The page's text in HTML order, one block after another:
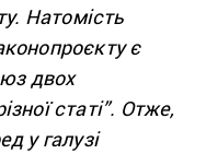
Натомість
є
двох
статі”. Отже,
у галузі